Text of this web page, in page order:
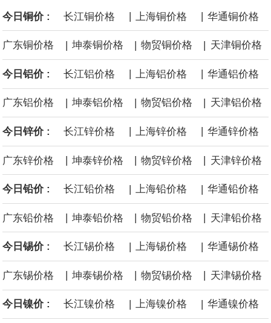
到采购的总费用可能高达2750亿美元，为美国有史以来最昂贵的水
面战舰项目之一。 根据CBO的初步估算，首舰造价约234亿美元，
后续14艘平均每艘约180亿美元。
黄金价格有望录得自今年1月以来最大单周涨幅。油价走弱为金价提
供支撑，同时投资者正等待美国非农就业数据，以寻找美国利率前
景的线索。StoneX高级分析师马特·辛普森表示，中东和平前景改善
海力士：龙仁工厂将生产高带宽内存（HBM）及其他下一代动态随
机存取存储器（DRAM）。
今日铜价 : 长江铜价格 | 上海铜价格 | 华通铜价格
广东铜价格 | 坤泰铜价格 | 物贸铜价格 | 天津铜价格
今日铝价 : 长江铝价格 上海铝价格 华通铝价格
广东铝价格 | 坤泰铝价格 | 物贸铝价格 | 天津铝价格
今日锌价 : 长江锌价格 上海锌价格 华通锌价格
广东锌价格 | 坤泰锌价格 | 物贸锌价格 | 天津锌价格
今日铅价 : 长江铅价格 | 上海铅价格 | 华通铅价格
广东铅价格 坤泰铅价格 物贸铅价格 天津铅价格
今日锡价 : 长江锡价格 | 上海锡价格 | 华通锡价格
广东锡价格 坤泰锡价格 物贸锡价格 天津锡价格
今日镍价 : 长江镍价格 | 上海镍价格 | 华通镍价格